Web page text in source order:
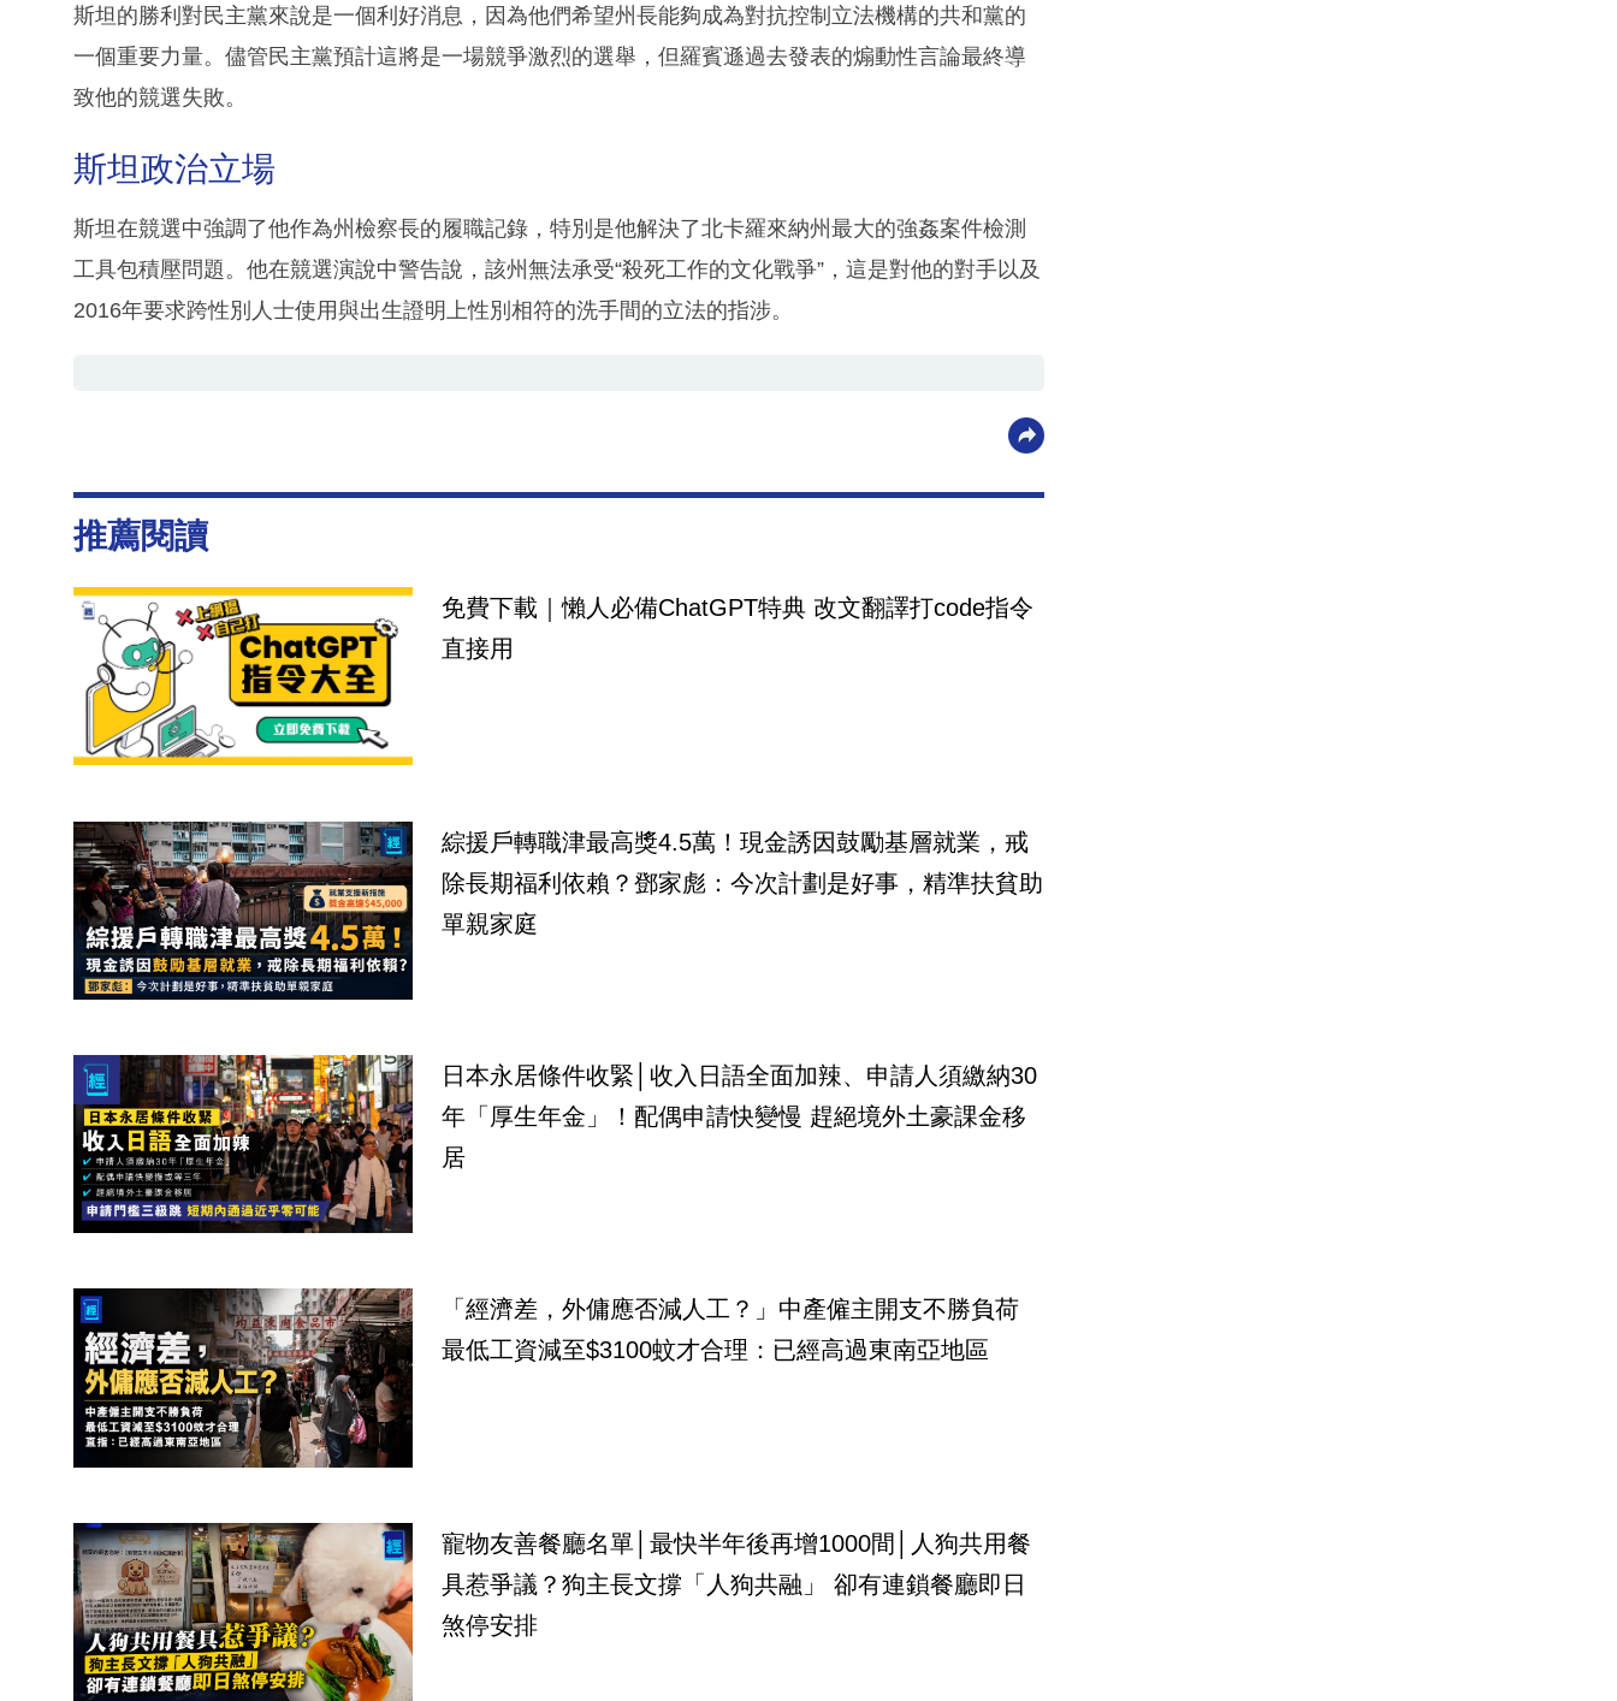
斯坦的勝利對民主黨來說是一個利好消息，因為他們希望州長能夠成為對抗控制立法機構的共和黨的
一個重要力量。儘管民主黨預計這將是一場競爭激烈的選舉，但羅賓遜過去發表的煽動性言論最終導
致他的競選失敗。
斯坦政治立場
斯坦在競選中強調了他作為州檢察長的履職記錄，特別是他解決了北卡羅來納州最大的強姦案件檢測
工具包積壓問題。他在競選演說中警告說，該州無法承受“殺死工作的文化戰爭”，這是對他的對手以及
2016年要求跨性別人士使用與出生證明上性別相符的洗手間的立法的指涉。
推薦閱讀
免費下載｜懶人必備ChatGPT特典 改文翻譯打code指令
直接用
綜援戶轉職津最高獎4.5萬！現金誘因鼓勵基層就業，戒
除長期福利依賴？鄧家彪：今次計劃是好事，精準扶貧助
單親家庭
日本永居條件收緊│收入日語全面加辣、申請人須繳納30
年「厚生年金」！配偶申請快變慢 趕絕境外土豪課金移
居
「經濟差，外傭應否減人工？」中產僱主開支不勝負荷
最低工資減至$3100蚊才合理：已經高過東南亞地區
寵物友善餐廳名單│最快半年後再增1000間│人狗共用餐
具惹爭議？狗主長文撐「人狗共融」 卻有連鎖餐廳即日
煞停安排